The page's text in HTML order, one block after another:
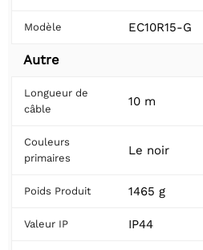
Modèle EC10R15-G
Autre
Longueur de
câble
10 m
Couleurs
primaires
Le noir
Poids Produit 1465 g
Valeur IP IP44